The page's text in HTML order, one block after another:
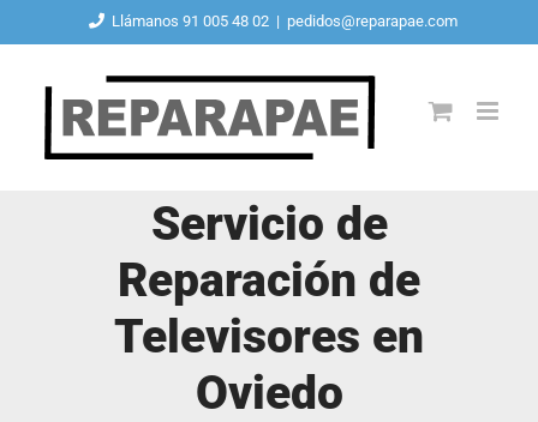
contenido
Llámanos 91 005 48 02 | pedidos@reparapae.com
Servicio de
Reparación de
Televisores en
Oviedo